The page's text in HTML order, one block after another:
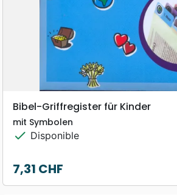
Bibel-Griffregister für Kinder
mit Symbolen
check Disponible
Prix
7,31 CHF